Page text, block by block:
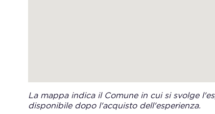
La mappa indica il Comune in cui si svolge
disponibile dopo l'acquisto dell'esperienza.